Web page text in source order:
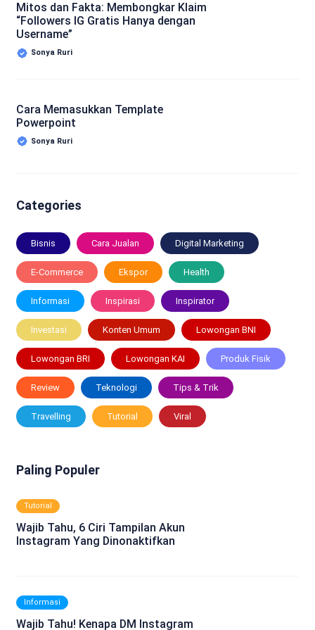
Mitos dan Fakta: Membongkar Klaim
“Followers IG Gratis Hanya dengan
Username”
Sonya Ruri
Cara Memasukkan Template
Powerpoint
Sonya Ruri
Categories
Bisnis Cara Jualan Digital Marketing
E-Commerce Ekspor Health
Informasi Inspirasi Inspirator
Investasi Konten Umum Lowongan BNI
Lowongan BRI Lowongan KAI Produk Fisik
Review Teknologi Tips & Trik
Travelling Tutorial Viral
Paling Populer
Tutorial
Wajib Tahu, 6 Ciri Tampilan Akun
Instagram Yang Dinonaktifkan
Informasi
Wajib Tahu! Kenapa DM Instagram